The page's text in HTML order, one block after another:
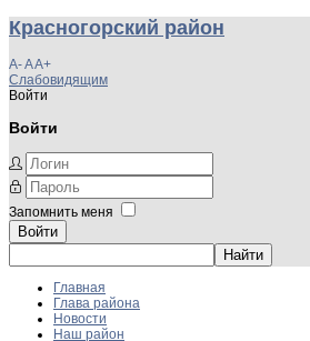
Красногорский район
A-AA+
Слабовидящим
Войти
Войти
Запомнить меня
Войти
Главная
Глава района
Новости
Наш район